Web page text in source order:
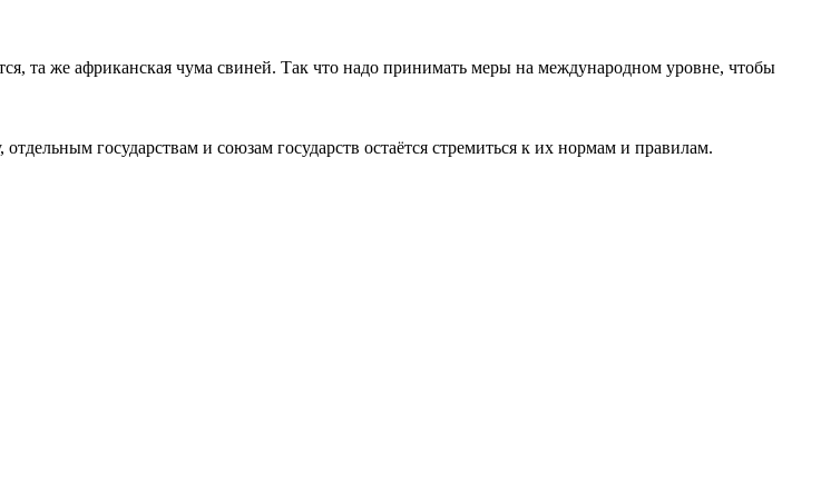
та же африканская чума свиней. Так что надо принимать меры на международном уровне, чтобы
государствам и союзам государств остаётся стремиться к их нормам и правилам.